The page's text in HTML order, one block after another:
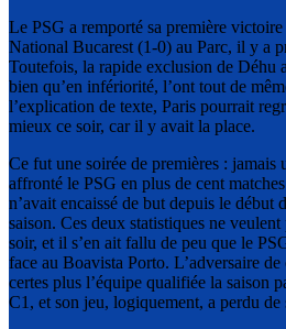
Le PSG a remporté sa première victoire
National Bucarest (1-0) au Parc, il y a
Toutefois, la rapide exclusion de Déhu
bien qu’en infériorité, l’ont tout de
l’explication de texte, Paris pourrait
mieux ce soir, car il y avait la place.
Ce fut une soirée de premières : jamais
affronté le PSG en plus de cent
n’avait encaissé de but depuis le début
saison. Ces deux statistiques ne
soir, et il s’en ait fallu de peu que le
face au Boavista Porto. L’adversaire de
certes plus l’équipe qualifiée la saison
C1, et son jeu, logiquement, a perdu de